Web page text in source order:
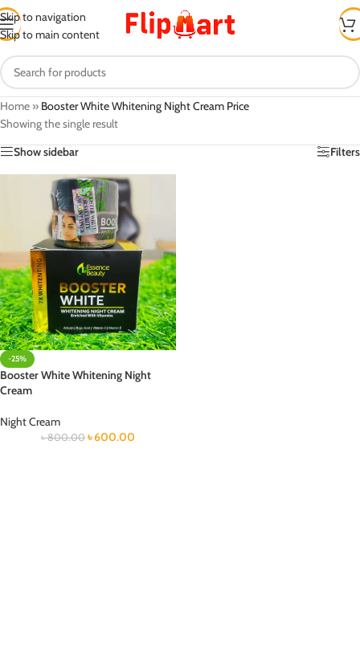
Skip to navigation
Skip to main content
Home » Booster White Whitening Night Cream Price
Showing the single result
Show sidebar
Filters
-25%
Booster White Whitening Night
Cream
Night Cream
৳800.00 ৳600.00